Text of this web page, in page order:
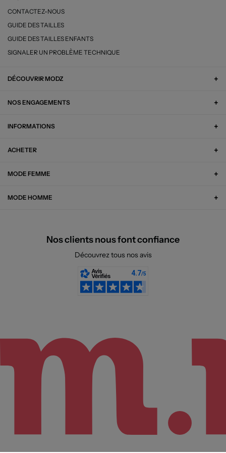
CONTACTEZ-NOUS
GUIDE DES TAILLES
GUIDE DES TAILLES ENFANTS
SIGNALER UN PROBLÈME TECHNIQUE
DÉCOUVRIR MODZ
NOS ENGAGEMENTS
INFORMATIONS
ACHETER
MODE FEMME
MODE HOMME
Nos clients nous font confiance
Découvrez tous nos avis